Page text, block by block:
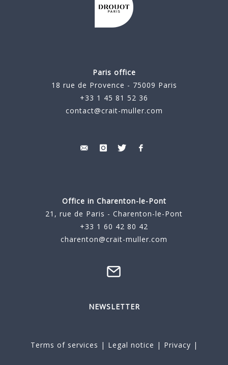
Paris office
18 rue de Provence - 75009 Paris
+33 1 45 81 52 36
contact@crait-muller.com
Office in Charenton-le-Pont
21, rue de Paris - Charenton-le-Pont
+33 1 60 42 80 42
charenton@crait-muller.com
NEWSLETTER
Terms of services | Legal notice | Privacy |